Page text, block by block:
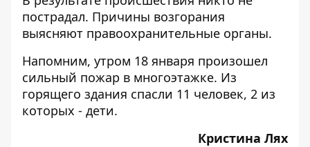
пострадал. Причины возгорания
выясняют правоохранительные органы.
Напомним, утром 18 января произошел
сильный пожар в многоэтажке. Из
горящего здания спасли 11 человек, 2 из
которых - дети.
Кристина Лях